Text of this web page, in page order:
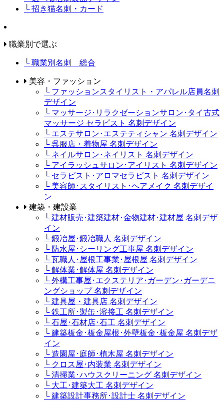
└ 招き猫名刺・カード
職業別で選ぶ
└ 職業別名刺 総合
美容・ファッション
└ ファッションスタイリスト・アパレル店員名刺
デザイン
└ マッサージ･リラクゼーションサロン･タイ古式
マッサージ セラピスト 名刺デザイン
└ エステサロン･エステティシャン 名刺デザイン
└ 呉服店・着物屋 名刺デザイン
└ ネイルサロン･ネイリスト 名刺デザイン
└ アイラッシュサロン･アイリスト 名刺デザイン
└ セラピスト･アロマセラピスト 名刺デザイン
└ 美容師･スタイリスト･ヘアメイク 名刺デザイ
ン
建築・建設業
└ 建材販売･建築建材･金物建材･建材屋 名刺デザ
イン
└ 鍛冶屋･鍛冶職人 名刺デザイン
└ 防水屋･シーリング工事屋 名刺デザイン
└ 瓦職人･屋根工事業･屋根屋 名刺デザイン
└ 解体業･解体屋 名刺デザイン
└ 外構工事屋･エクステリア･ガーデン･ガーデニ
ングショップ 名刺デザイン
└ 建具屋・建具店 名刺デザイン
└ 鉄工所･製缶･溶接工 名刺デザイン
└ 石屋･石材店･石工 名刺デザイン
└ 建築板金･板金屋根･外壁板金･板金屋 名刺デザ
イン
└ 造園屋･庭師･植木屋 名刺デザイン
└ クロス屋･内装業 名刺デザイン
└ 清掃業･ハウスクリーニング 名刺デザイン
└ 大工･建築大工 名刺デザイン
└ 建築設計事務所･設計士 名刺デザイン